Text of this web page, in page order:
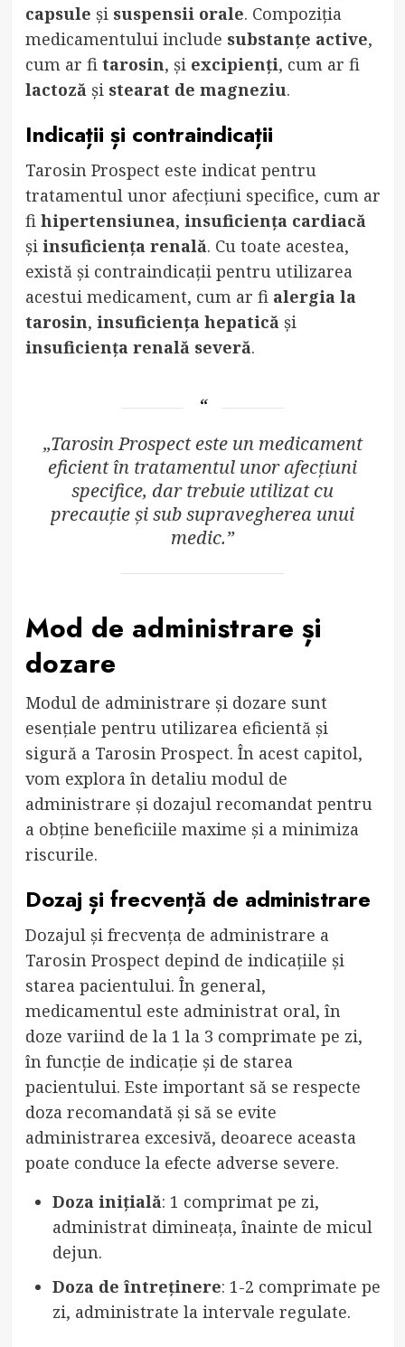
capsule și suspensii orale. Compoziția
medicamentului include substanțe active,
cum ar fi tarosin, și excipienți, cum ar fi
lactozăși stearat de magneziu.
Indicații și contraindicații
Tarosin Prospect este indicat pentru
tratamentul unor afecțiuni specifice, cum ar
fi hipertensiunea, insuficiența cardiacă
și insuficiența renală. Cu toate acestea,
există și contraindicații pentru utilizarea
acestui medicament, cum ar fi alergia la
tarosin, insuficiența hepaticăși
insuficiența renală severă.
„Tarosin Prospect este un medicament
eficient în tratamentul unor afecțiuni
specifice, dar trebuie utilizat cu
precauție și sub supravegherea unui
medic.”
Mod de administrare și
dozare
Modul de administrare și dozare sunt
esențiale pentru utilizarea eficientă și
sigură a Tarosin Prospect. În acest capitol,
vom explora în detaliu modul de
administrare și dozajul recomandat pentru
a obține beneficiile maxime și a minimiza
riscurile.
Dozaj și frecvență de administrare
Dozajul și frecvența de administrare a
Tarosin Prospect depind de indicațiile și
starea pacientului. În general,
medicamentul este administrat oral, în
doze variind de la 1 la 3 comprimate pe zi,
în funcție de indicație și de starea
pacientului. Este important să se respecte
doza recomandată și să se evite
administrarea excesivă, deoarece aceasta
poate conduce la efecte adverse severe.
Doza inițială: 1 comprimat pe zi,
administrat dimineața, înainte de micul
dejun.
Doza de întreținere: 1-2 comprimate pe
zi, administrate la intervale regulate.